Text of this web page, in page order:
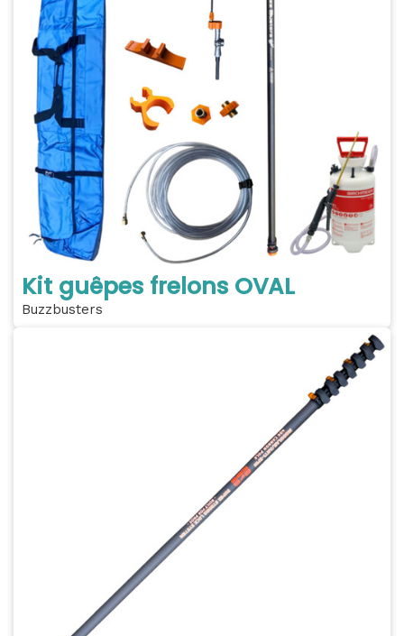
Kit guêpes frelons OVAL
Buzzbusters